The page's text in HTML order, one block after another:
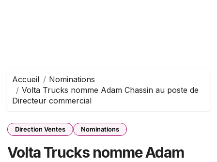
Accueil
Nominations
Volta Trucks nomme Adam Chassin au poste de
Directeur commercial
Direction Ventes Nominations
Volta Trucks nomme Adam